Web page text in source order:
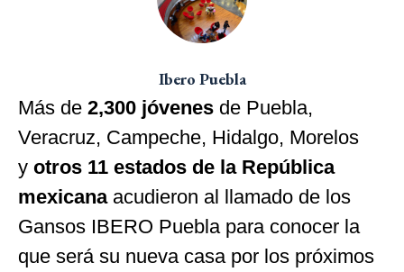
Ibero Puebla
Más de 2,300 jóvenes de Puebla,
Veracruz, Campeche, Hidalgo, Morelos
y otros 11 estados de la República
mexicanaacudieron al llamado de los
Gansos IBERO Puebla para conocer la
que será su nueva casa por los próximos